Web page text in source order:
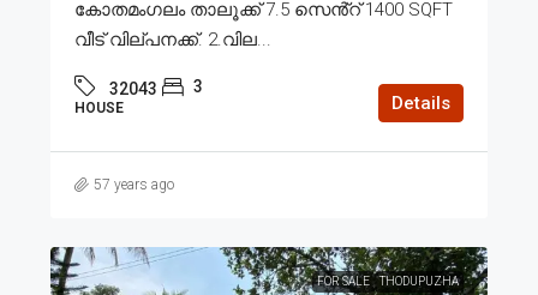
കോതമംഗലം താലൂക്ക് 7.5 സെൻ്റ് 1400 SQFT
വീട് വില്പനക്ക്. 2.വില...
32043 3
HOUSE Details
57 years ago
FOR SALE THODUPUZHA